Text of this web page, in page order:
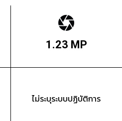
1.23 MP
ไม่ระบุระบบปฏิบัติการ